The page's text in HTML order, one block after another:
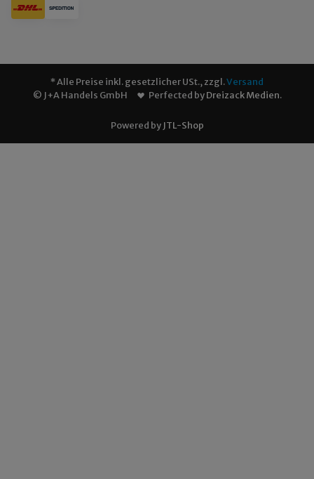
* Alle Preise inkl. gesetzlicher USt., zzgl.Versand
© J+A Handels GmbH
Perfected byDreizack Medien.
Powered by JTL-Shop